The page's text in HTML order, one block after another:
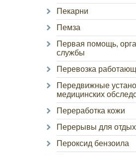
Пекарни
Пемза
Первая помощь,
службы
Перевозка
Передвижные
медицинских
Переработка кожи
Перерывы для
Пероксид бензоила